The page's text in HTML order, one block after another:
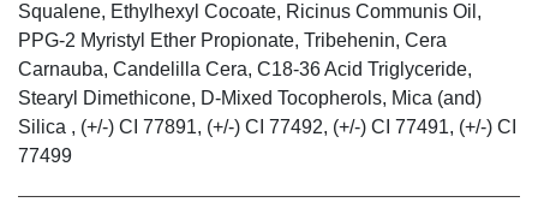
Squalene, Ethylhexyl Cocoate, Ricinus Communis Oil,
PPG-2 Myristyl Ether Propionate, Tribehenin, Cera
Carnauba, Candelilla Cera, C18-36 Acid Triglyceride,
Stearyl Dimethicone, D-Mixed Tocopherols, Mica (and)
Silica , (+/-) CI 77891, (+/-) CI 77492, (+/-) CI 77491, (+/-) CI
77499